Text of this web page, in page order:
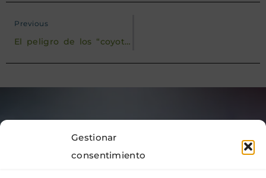
Gestionar
consentimiento
Previous
El peligro de los “coyotes”: Cómo un productor de Puebla perdió más de $180,000 USD al exportar cilantro
Transforma tu